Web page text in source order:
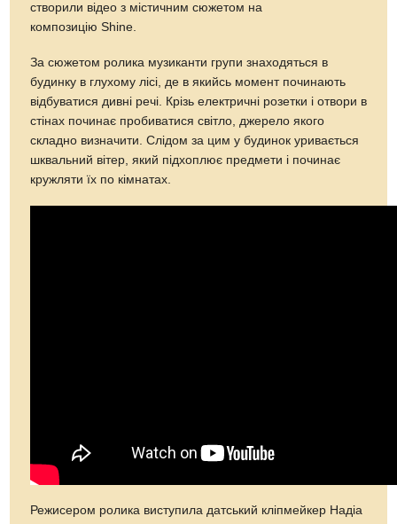
створили відео з містичним сюжетом на
композицію Shine.
За сюжетом ролика музиканти групи знаходяться в
будинку в глухому лісі, де в якийсь момент починають
відбуватися дивні речі. Крізь електричні розетки і отвори в
стінах починає пробиватися світло, джерело якого
складно визначити. Слідом за цим у будинок уривається
шквальний вітер, який підхоплює предмети і починає
кружляти їх по кімнатах.
Режисером ролика виступила датський кліпмейкер Надіа